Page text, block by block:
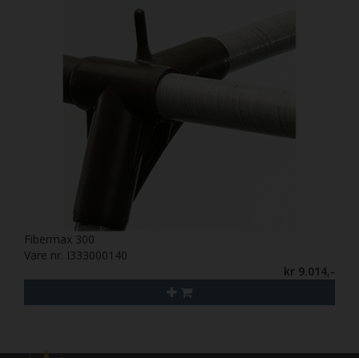
Fibermax 300
Vare nr. I333000140
kr 9.014,-